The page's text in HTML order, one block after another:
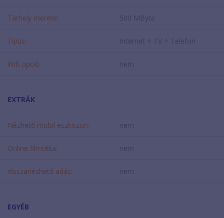
Tárhely mérete: 500 MByte
Típus: Internet + TV + Telefon
Wifi opció: nem
EXTRÁK
Nézhető mobil eszközön: nem
Online filmtéka: nem
Visszanézhető adás: nem
EGYÉB